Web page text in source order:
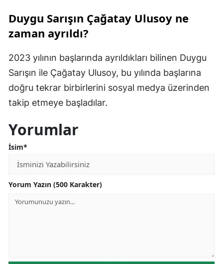
Duygu Sarışın Çağatay Ulusoy ne
zaman ayrıldı?
2023 yılının başlarında ayrıldıkları bilinen Duygu
Sarışın ile Çağatay Ulusoy, bu yılında başlarına
doğru tekrar birbirlerini sosyal medya üzerinden
takip etmeye başladılar.
Yorumlar
İsim*
Yorum Yazın (500 Karakter)